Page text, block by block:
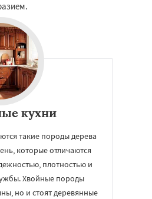
кухни
такие породы дерева
которые отличаются
плотностью и
Хвойные породы
но и стоят деревянные